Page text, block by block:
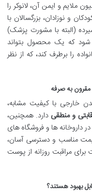
ملایم و ایمن آن، لانوکر را
و نوزادان، بزرگسالان با
(البته با مشورت پزشک)
شود که یک محصول بتواند
را برطرف کند، که از نظر
به صرفه
خارجی با کیفیت مشابه،
و منطقی دارد. همچنین،
داروخانه ها و فروشگاه های
مناسب و دسترسی آسان،
برای مراقبت روزانه از پوست
بهبود هستند؟